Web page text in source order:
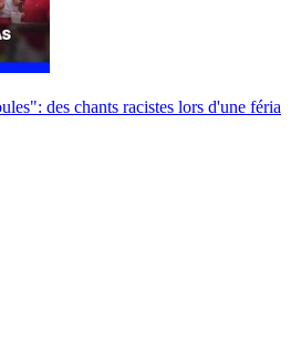
des chants racistes lors d'une féria